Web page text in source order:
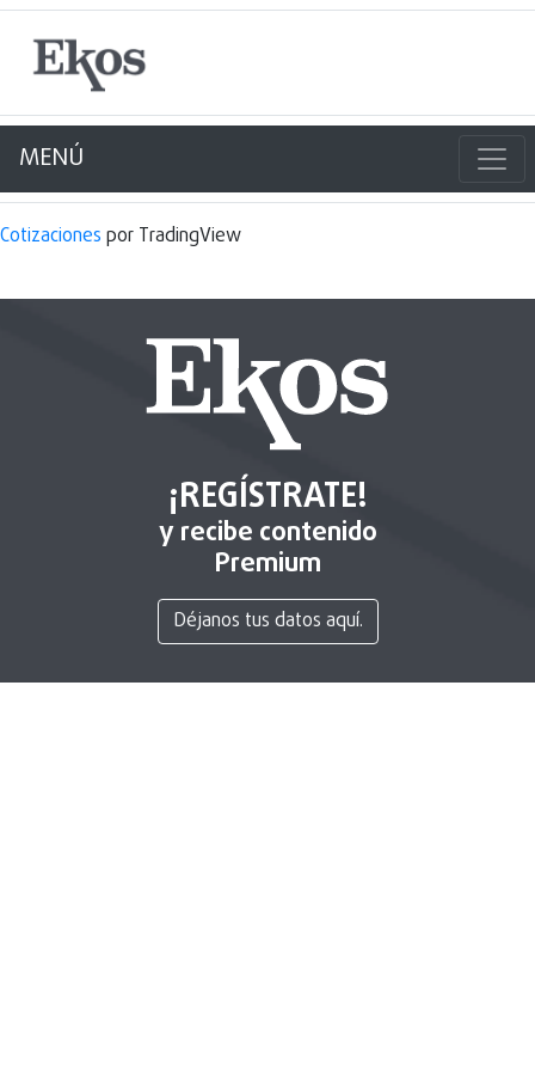
MENÚ
Cotizaciones por TradingView
¡REGÍSTRATE!
y recibe contenido
Premium
Déjanos tus datos aquí.